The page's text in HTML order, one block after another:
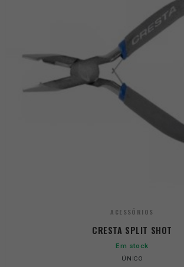
ACESSÓRIOS
CRESTA SPLIT SHOT
Em stock
ÚNICO